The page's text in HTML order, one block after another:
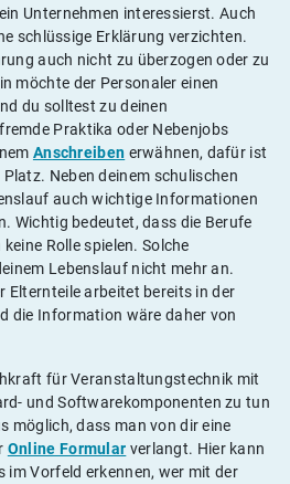
Unternehmen interessierst. Auch
schlüssige Erklärung verzichten.
auch nicht zu überzogen oder zu
möchte der Personaler einen
du solltest zu deinen
Praktika oder Nebenjobs
Anschreiben erwähnen, dafür ist
Neben deinem schulischen
auch wichtige Informationen
Wichtig bedeutet, dass die Berufe
Rolle spielen. Solche
Lebenslauf nicht mehr an.
Elternteile arbeitet bereits in der
die Information wäre daher von
für Veranstaltungstechnik mit
und Softwarekomponenten zu tun
möglich, dass man von dir eine
Online Formular verlangt. Hier kann
im Vorfeld erkennen, wer mit der